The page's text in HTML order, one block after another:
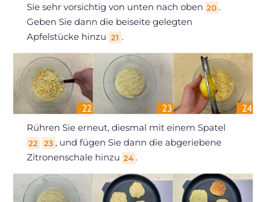
Sie sehr vorsichtig von unten nach oben 20 .
Geben Sie dann die beiseite gelegten
Apfelstücke hinzu 21 .
Rühren Sie erneut, diesmal mit einem Spatel
22 23 , und fügen Sie dann die abgeriebene
Zitronenschale hinzu 24 .